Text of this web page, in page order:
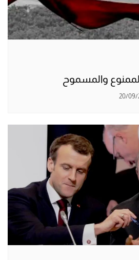
الممنوع والمسموح
20/09/